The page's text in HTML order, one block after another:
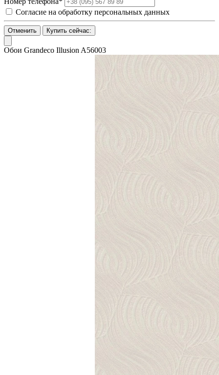
Согласие на обработку персональных данных
Отменить Купить сейчас:
Обои Grandeco Illusion A56003